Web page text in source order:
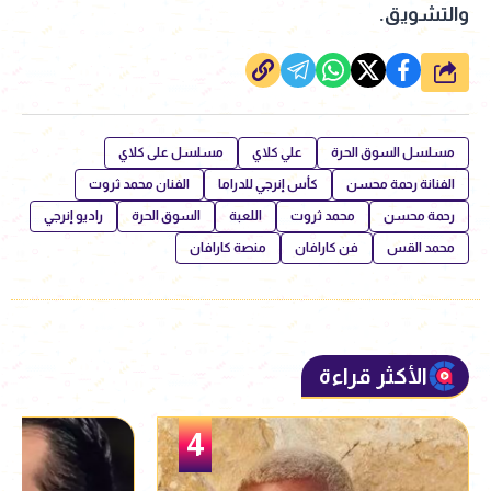
والتشويق.
شارك
مسلسل السوق الحرة علي كلاي مسلسل على كلاي
الفنانة رحمة محسن كأس إنرجي للدراما الفنان محمد ثروت
رحمة محسن محمد ثروت اللعبة السوق الحرة راديو إنرجي
محمد القس فن كارافان منصة كارافان
الأكثر قراءة
5